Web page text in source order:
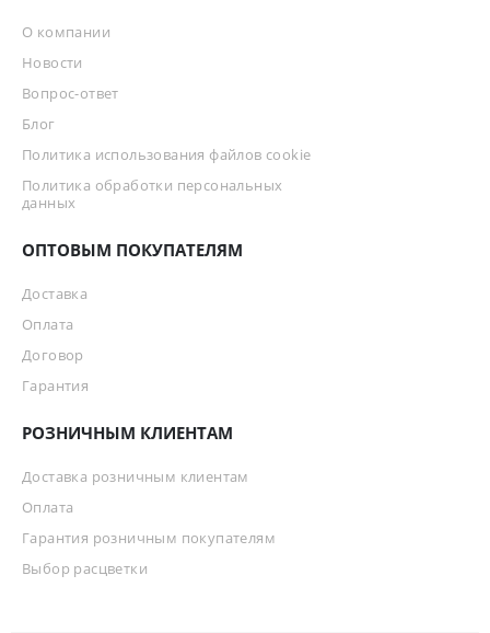
О компании
Новости
Вопрос-ответ
Блог
Политика использования файлов cookie
Политика обработки персональных
данных
ОПТОВЫМ ПОКУПАТЕЛЯМ
Доставка
Оплата
Договор
Гарантия
РОЗНИЧНЫМ КЛИЕНТАМ
Доставка розничным клиентам
Оплата
Гарантия розничным покупателям
Выбор расцветки